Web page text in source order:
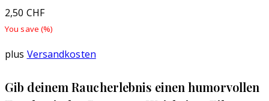
2,50 CHF
You save (%)
plus Versandkosten
Gib deinem Raucherlebnis einen humorvollen